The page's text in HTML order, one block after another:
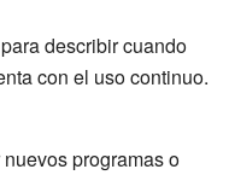
describir cuando
con el uso continuo.
programas o